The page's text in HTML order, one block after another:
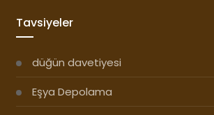
Tavsiyeler
düğün davetiyesi
Eşya Depolama